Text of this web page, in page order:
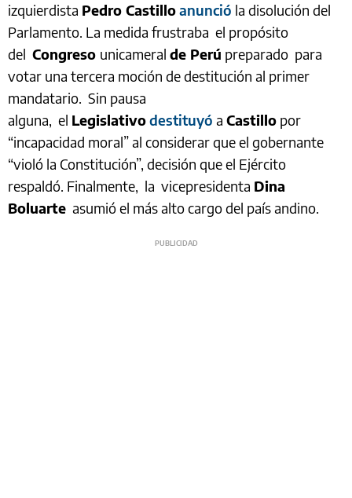
izquierdista Pedro Castilloanunció la disolución del
Parlamento. La medida frustraba el propósito
del Congreso unicameral de Perú preparado para
votar una tercera moción de destitución al primer
mandatario. Sin pausa
alguna, el Legislativodestituyó a Castillo por
“incapacidad moral” al considerar que el gobernante
“violó la Constitución”, decisión que el Ejército
respaldó. Finalmente, la vicepresidenta Dina
Boluarte asumió el más alto cargo del país andino.